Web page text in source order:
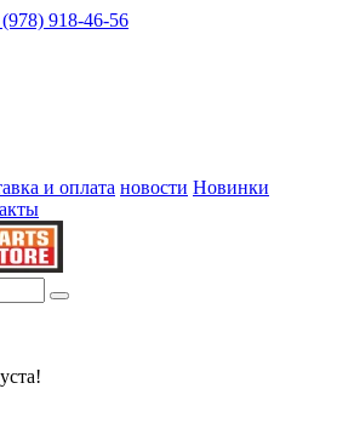
918-46-56
и оплата новости Новинки